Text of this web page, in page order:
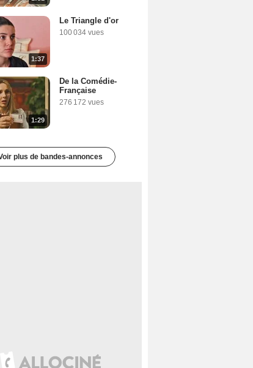
1:37
Le Triangle d'or
100 034 vues
1:29
De la Comédie-
Française
276 172 vues
plus de bandes-annonces